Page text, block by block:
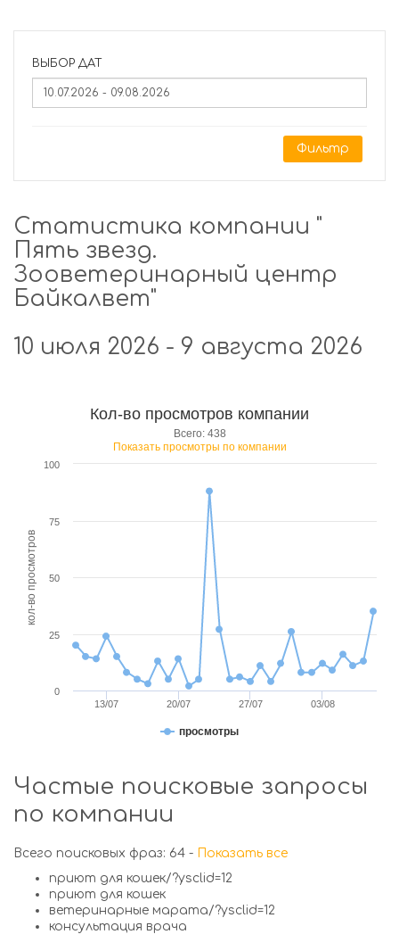
ВЫБОР ДАТ
Фильтр
Статистика компании "
Пять звезд.
Зооветеринарный центр
Байкалвет"
10 июля 2026 - 9 августа 2026
кол-во просмотров
Кол-во просмотров компании
Всего: 438
Показать просмотры по компании
просмотры
13/07 20/07 27/07 03/08
0
25
50
75
100
Частые поисковые запросы
по компании
Всего поисковых фраз: 64 - Показать все
приют для кошек/?ysclid=12
приют для кошек
ветеринарные марата/?ysclid=12
консультация врача